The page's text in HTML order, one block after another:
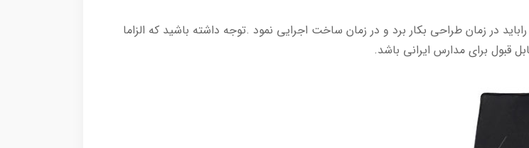
در زمان طراحی بکار برد و در زمان ساخت اجرایی نمود .توجه داشته باشید که الزاما
قبول برای مدارس ایرانی باشد.